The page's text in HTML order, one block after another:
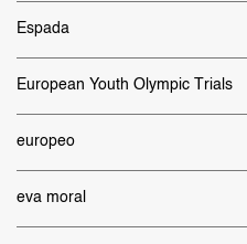
Espada
European Youth Olympic Trials
europeo
eva moral